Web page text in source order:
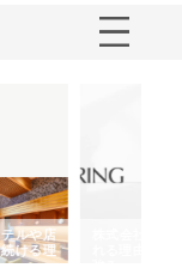
会社が福山市で選
弁当配達の理由